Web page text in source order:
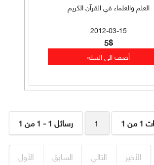
العلم والعلماء في القرآن الكريم
2012-03-15
5$
رسائل 1 - 1 من 1 1 1
الأول السابق التالي الأخير